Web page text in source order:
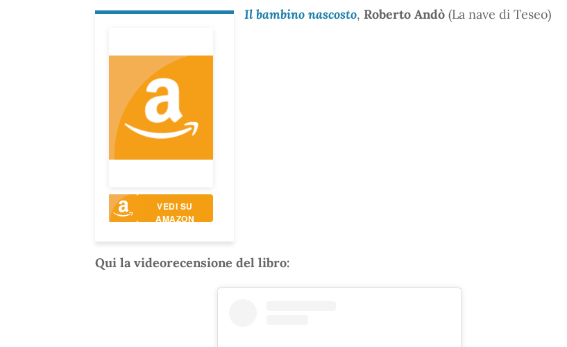
VEDI SU
AMAZON
Il bambino nascosto, Roberto Andò (La nave di Teseo)
Qui la videorecensione del libro: